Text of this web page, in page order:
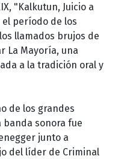
"Kalkutun, Juicio a
período de los
llamados brujos de
La Mayoría, una
a la tradición oral y
de los grandes
banda sonora fue
junto a
del líder de Criminal